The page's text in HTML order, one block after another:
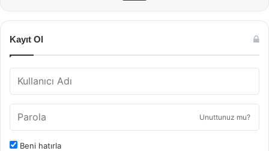
Kayıt Ol
Unuttunuz mu?
Beni hatırla